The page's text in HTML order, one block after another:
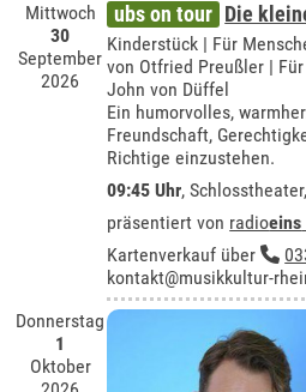
Mittwoch
30
September
2026
ubs on tour Die
Kinderstück | Für
von Otfried Preußler |
John von Düffel
Ein humorvolles,
Freundschaft,
Richtige einzustehen.
09:45 Uhr,
präsentiert von radioeins
Kartenverkauf über
kontakt@musikkultur-
Donnerstag
1
Oktober